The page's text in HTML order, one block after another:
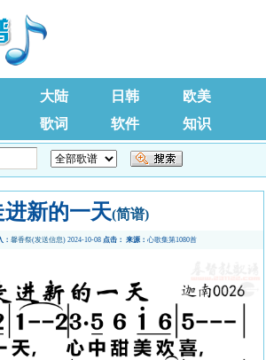
大陆 日韩
欧美
歌词 软件 知识
进新的一天(简谱)
： 馨香祭(发送信息) 2024-10-08点击： 来源： 心歌集第1080首